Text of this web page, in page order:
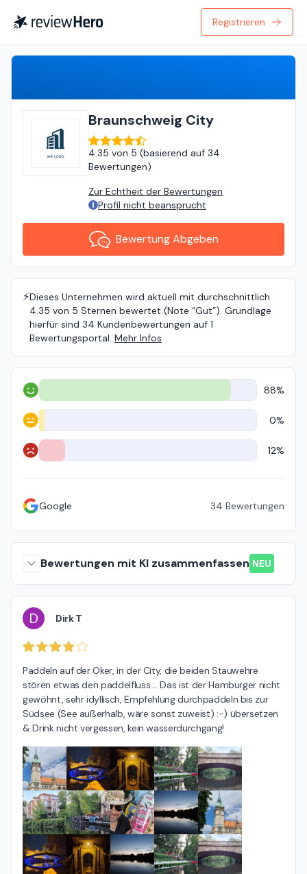
Registrieren
Braunschweig City
4.35 von 5 (basierend auf 34
Bewertungen)
Zur Echtheit der Bewertungen
Profil nicht beansprucht
Bewertung Abgeben
⚡️Dieses Unternehmen wird aktuell mit durchschnittlich
4.35 von 5 Sternen bewertet (Note “Gut”). Grundlage
hierfür sind 34 Kundenbewertungen auf 1
Bewertungsportal. Mehr Infos
Positiv 88%
Neutral 0%
Negativ 12%
Google 34 Bewertungen
Bewertungen mit KI zusammenfassen NEU
D Dirk T
Paddeln auf der Oker, in der City, die beiden Stauwehre
stören etwas den paddelfluss.... Das ist der Hamburger nicht
gewöhnt, sehr idyllisch, Empfehlung durchpaddeln bis zur
Südsee (See außerhalb, wäre sonst zuweist) :-) übersetzen
& Drink nicht vergessen, kein wasserdurchgang!